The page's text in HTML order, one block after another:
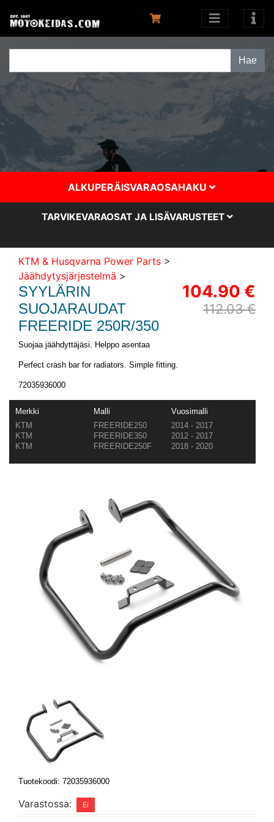
ALKUPERÄISVARAOSAHAKU
TARVIKEVARAOSAT JA LISÄVARUSTEET
KTM & Husqvarna Power Parts >
Jäähdytysjärjestelmä >
104.90 €
112.03 €
SYYLÄRIN
SUOJARAUDAT
FREERIDE 250R/350
Suojaa jäähdyttäjäsi. Helppo asentaa
Perfect crash bar for radiators. Simple fitting.
72035936000
Merkki Malli
Vuosimalli
KTM
FREERIDE250
2014 - 2017
KTM
FREERIDE350
2012 - 2017
KTM
FREERIDE250F 2018 - 2020
Tuotekoodi: 72035936000
Varastossa: